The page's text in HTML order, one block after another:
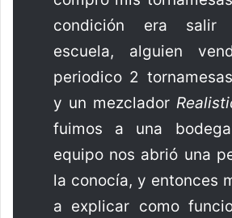
condición era salir
escuela, alguien
periodico 2 tornamesas
y un mezclador
fuimos a una
equipo nos abrió una
la conocía, y entonces
a explicar como